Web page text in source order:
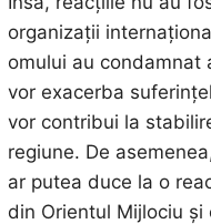
organizații
omului au condamnat
vor exacerba
vor contribui la
regiune. De
ar putea duce la o
din Orientul Mijlociu